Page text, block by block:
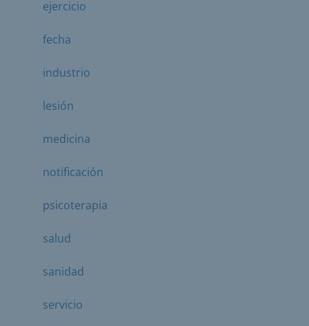
ejercicio
fecha
industrio
lesión
medicina
notificación
psicoterapia
salud
sanidad
servicio